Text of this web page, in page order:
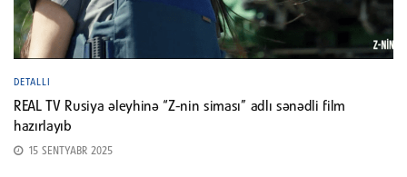
DETALLI
REAL TV Rusiya əleyhinə “Z-nin siması” adlı sənədli film
hazırlayıb
15 SENTYABR 2025